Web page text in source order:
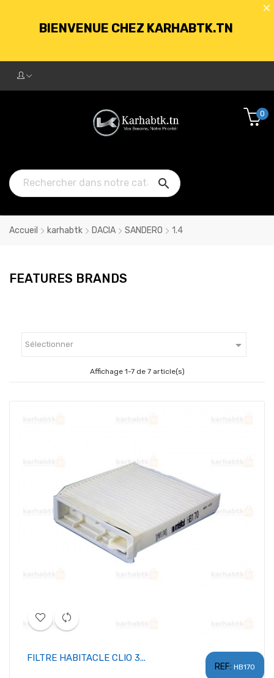
BIENVENUE CHEZ KARHABTK.TN
250DT D'ACHATS

0
Accueil karhabtk DACIA SANDERO 1.4
FEATURES BRANDS
Sélectionner 
Affichage 1-7 de 7 article(s)
REF: HB170
FILTRE HABITACLE CLIO 3...